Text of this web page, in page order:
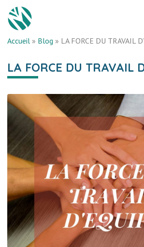
Accueil » Blog » LA FORCE DU TRAVAIL
LA FORCE DU TRAVAIL